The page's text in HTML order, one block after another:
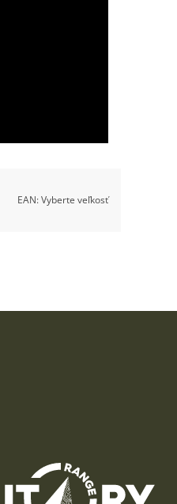
EAN:Vyberte veľkosť